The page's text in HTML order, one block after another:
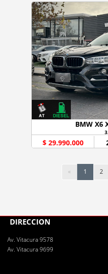
BMW X6
$ 29.990.000
« 1 2
DIRECCIÓN
Av. Vitacura 9578
Av. Vitacura 9699